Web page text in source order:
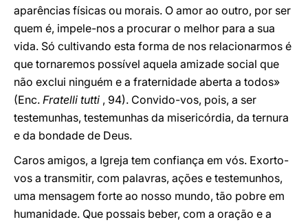
aparências físicas ou morais. O amor ao outro, por ser
quem é, impele-nos a procurar o melhor para a sua
vida. Só cultivando esta forma de nos relacionarmos é
que tornaremos possível aquela amizade social que
não exclui ninguém e a fraternidade aberta a todos»
(Enc. Fratelli tutti , 94). Convido-vos, pois, a ser
testemunhas, testemunhas da misericórdia, da ternura
e da bondade de Deus.
Caros amigos, a Igreja tem confiança em vós. Exorto-
vos a transmitir, com palavras, ações e testemunhos,
uma mensagem forte ao nosso mundo, tão pobre em
humanidade. Que possais beber, com a oração e a